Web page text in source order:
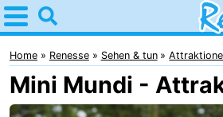
Home
Renesse
Tipps
Home Renesse Sehen & tun
Mini Mundi -